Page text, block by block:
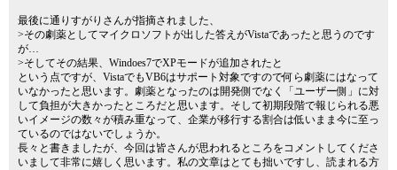
最後に通りすがりさんが指摘されました、
>その劇薬としてマイクロソフトが出した答えがVistaであったと思うのです
が…
>そしてその結果、Windoes7でXPモードが追加されたと
という点ですが、VistaでもVB6はサポート対象ですので何ら劇薬にはなって
いなかったと思います。劇薬となったのは開発側でなく「ユーザー側」に対
して負担が大きかったところだと思います。そして初期段階で報じられる悪
いイメージの数々が積み重なって、企業が移行する割合は低いまま今に至っ
ているのではないでしょうか。
長々と書きましたが、今回は皆さんが思われるところをコメントしてくださ
いまして非常に嬉しく思います。私の文章はとても拙いですし、読まれる方